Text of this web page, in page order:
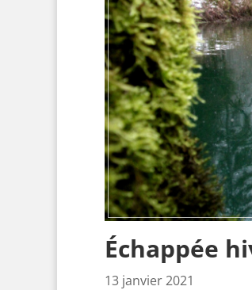
Échappée
13 janvier 2021